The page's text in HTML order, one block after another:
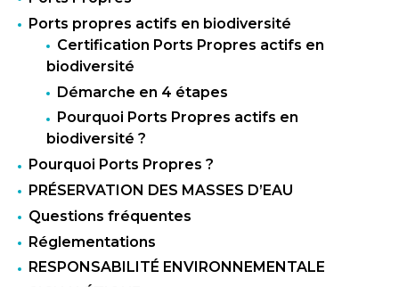
Ports propres actifs en biodiversité
Certification Ports Propres actifs en
biodiversité
Démarche en 4 étapes
Pourquoi Ports Propres actifs en
biodiversité ?
Pourquoi Ports Propres ?
PRÉSERVATION DES MASSES D’EAU
Questions fréquentes
Réglementations
RESPONSABILITÉ ENVIRONNEMENTALE